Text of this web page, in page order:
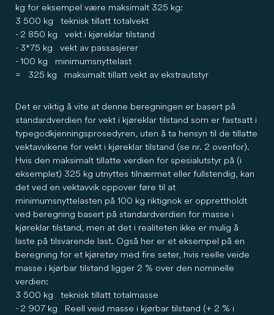
kg for eksempel være maksimalt 325 kg:
3 500 kg teknisk tillatt totalvekt
- 2 850 kg vekt i kjøreklar tilstand
- 3*75 kg vekt av passasjerer
- 100 kg minimumsnyttelast
= 325 kg maksimalt tillatt vekt av ekstrautstyr
Det er viktig å vite at denne beregningen er basert på
standardverdien for vekt i kjøreklar tilstand som er fastsatt i
typegodkjenningsprosedyren, uten å ta hensyn til de tillatte
vektavvikene for vekt i kjøreklar tilstand (se nr. 2 ovenfor).
Hvis den maksimalt tillatte verdien for spesialutstyr på (i
eksemplet) 325 kg utnyttes tilnærmet eller fullstendig, kan
det ved en vektavvik oppover føre til at
minimumsnyttelasten på 100 kg riktignok er opprettholdt
ved beregning basert på standardverdien for masse i
kjøreklar tilstand, men at det i realiteten ikke er mulig å
laste på tilsvarende last. Også her er et eksempel på en
beregning for et kjøretøy med fire seter, hvis reelle veide
masse i kjørbar tilstand ligger 2 % over den nominelle
verdien:
3 500 kg teknisk tillatt totalmasse
- 2 907 kg Reell veid masse i kjørbar tilstand (+ 2 % i